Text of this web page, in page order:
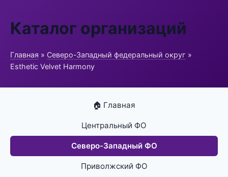
Каталог организаций
Главная » Северо-Западный федеральный округ »
Esthetic Velvet Harmony
🏠 Главная
Центральный ФО
Северо-Западный ФО
Приволжский ФО